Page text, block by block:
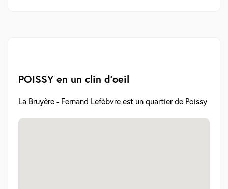
POISSY en un clin d'oeil
La Bruyère - Fernand Lefèbvre est un quartier de Poissy